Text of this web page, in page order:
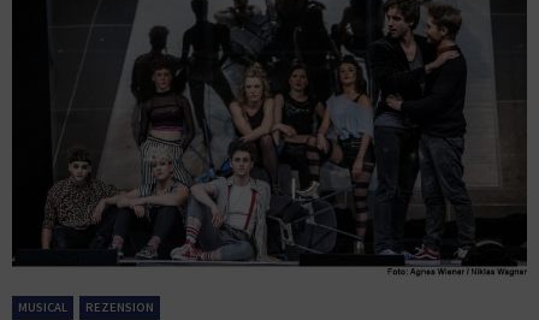
MUSICAL REZENSION